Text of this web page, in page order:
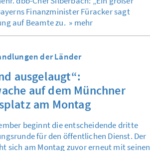
Finanzminister Füracker sagt
auf Beamte zu. » mehr
der Länder
ausgelaugt“:
auf dem Münchner
am Montag
beginnt die entscheidende dritte
für den öffentlichen Dienst. Der
sich am Montag zuvor erneut mit seinen